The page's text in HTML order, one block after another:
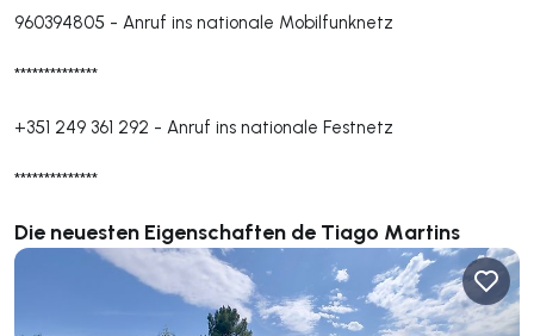
960394805 - Anruf ins nationale Mobilfunknetz
**************
+351 249 361 292 - Anruf ins nationale Festnetz
**************
Die neuesten Eigenschaften de Tiago Martins